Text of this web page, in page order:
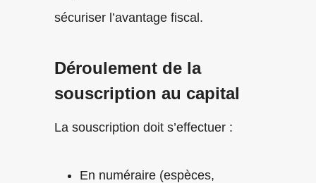
sécuriser l’avantage fiscal.
Déroulement de la
souscription au capital
La souscription doit s’effectuer :
En numéraire (espèces,